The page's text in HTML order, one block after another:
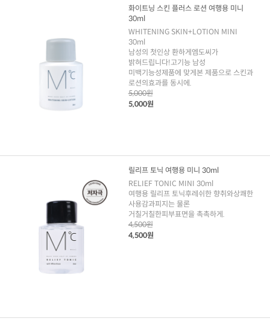
화이트닝 스킨 플러스 로션 여행용 미니
30ml
WHITENING SKIN+LOTION MINI
30ml
남성의 첫인상 환하게엠도씨가
밝혀드립니다!고기능 남성
미백기능성제품에 맞게본 제품으로 스킨과
로션의효과를 동시에.
5,000원
5,000원
릴리프 토닉 여행용 미니 30ml
RELIEF TONIC MINI 30ml
여행용 릴리프 토닉후레쉬한 향취와상쾌한
사용감과피지는 물론
거칠거칠한피부표면을 촉촉하게.
4,500원
4,500원